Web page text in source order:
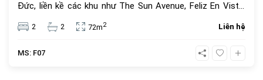
Đức, liền kề các khu như The Sun Avenue, Feliz En Vista,
Vista Verde Thủ Đức. Diện tích 72m2, 2 phòng ngủ, đủ nội
thất. Giá thuê 22 triệu đồng.
2 2 72m2 Liên hệ
MS: F07